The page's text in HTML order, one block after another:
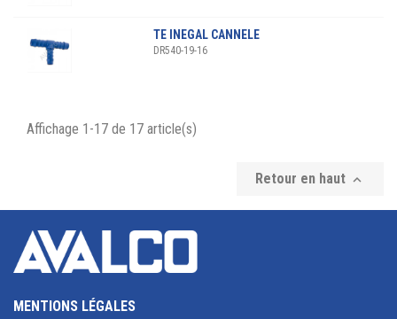
TE INEGAL CANNELE
DR540-19-16
Affichage 1-17 de 17 article(s)
Retour en haut 
MENTIONS LÉGALES